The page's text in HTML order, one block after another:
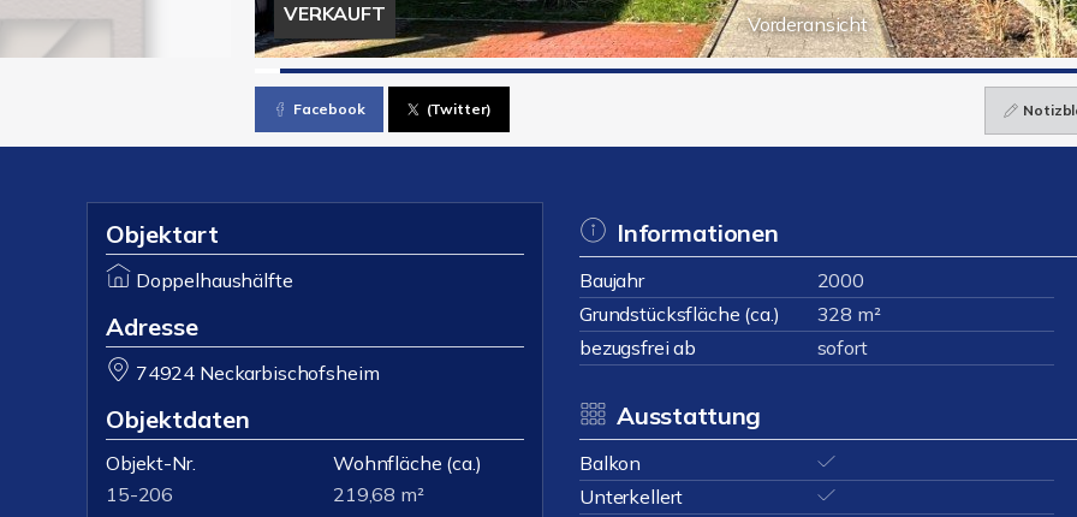
Vorderansicht
VERKAUFT
Facebook (Twitter)
Objektart
Doppelhaushälfte
Adresse
74924 Neckarbischofsheim
Objektdaten
Objekt-Nr.
15-206
Wohnfläche (ca.)
219,68 m²
Informationen
Baujahr 2000
Grundstücksfläche (ca.)
328 m²
bezugsfrei ab
sofort
Ausstattung
Balkon
Unterkellert